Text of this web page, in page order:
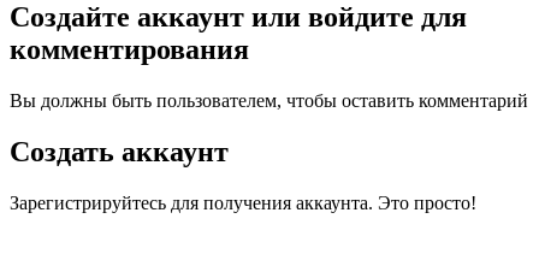
Создайте аккаунт или войдите для
комментирования
Вы должны быть пользователем, чтобы оставить комментарий
Создать аккаунт
Зарегистрируйтесь для получения аккаунта. Это просто!